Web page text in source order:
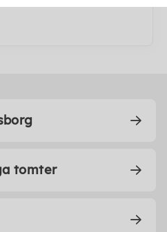
tomter